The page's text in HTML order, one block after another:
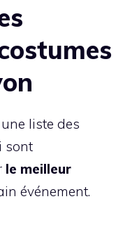
liste des
sont
le meilleur
événement.